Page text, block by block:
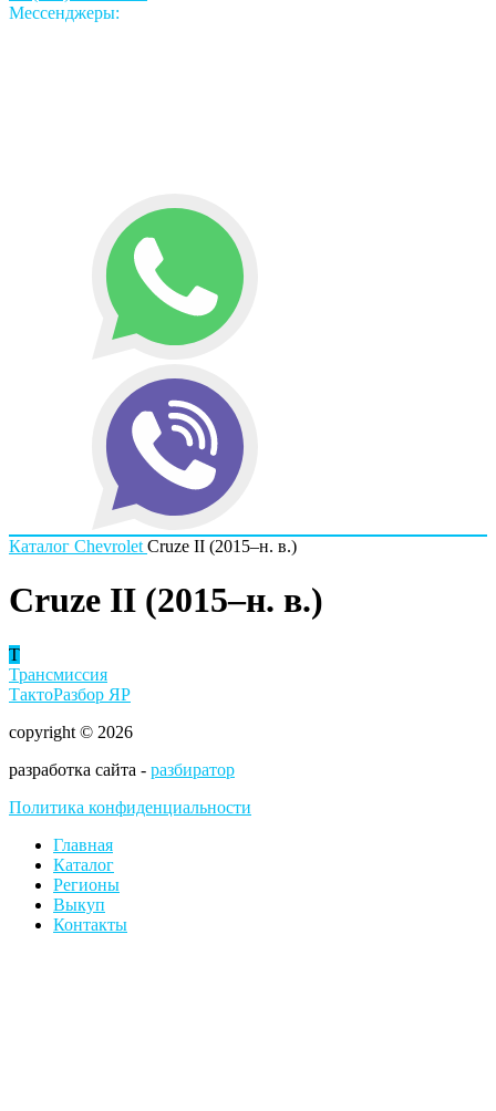
Мессенджеры:
Каталог Chevrolet Cruze II (2015–н. в.)
Cruze II (2015–н. в.)
Т
Трансмиссия
ТактоРазбор ЯР
copyright © 2026
разработка сайта - разбиратор
Политика конфиденциальности
Главная
Каталог
Регионы
Выкуп
Контакты